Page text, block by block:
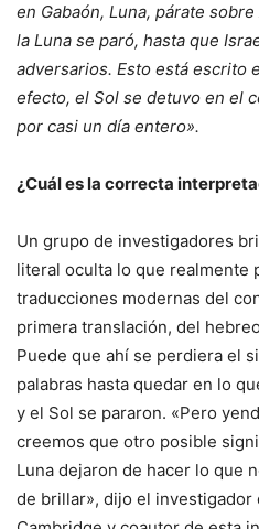
en Gabaón, Luna, párate
la Luna se paró, hasta que
adversarios. Esto está escrito
efecto, el Sol se detuvo en el
por casi un día entero».
¿Cuál es la correcta
Un grupo de investigadores
literal oculta lo que realmente
traducciones modernas del
primera translación, del
Puede que ahí se perdiera el
palabras hasta quedar en lo
y el Sol se pararon. «Pero
creemos que otro posible
Luna dejaron de hacer lo que
de brillar», dijo el investigador